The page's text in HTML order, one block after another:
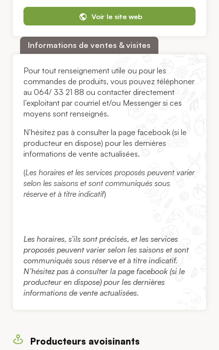
Voir le site web
Informations de ventes & visites
Pour tout renseignement utile ou pour les
commandes de produits, vous pouvez téléphoner
au 064/ 33 21 88 ou contacter directement
l’exploitant par courriel et/ou Messenger si ces
moyens sont renseignés.
N’hésitez pas à consulter la page facebook (si le
producteur en dispose) pour les dernières
informations de vente actualisées.
(Les horaires et les services proposés peuvent varier
selon les saisons et sont communiqués sous
réserve et à titre indicatif)
Les horaires, s’ils sont précisés, et les services
proposés peuvent varier selon les saisons et sont
communiqués sous réserve et à titre indicatif.
N’hésitez pas à consulter la page facebook (si le
producteur en dispose) pour les dernières
informations de vente actualisées.
Producteurs avoisinants